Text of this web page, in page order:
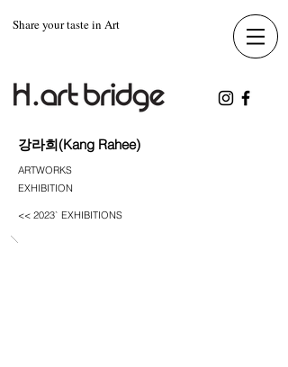
Share your taste in Art
강라희(Kang Rahee)
ARTWORKS
EXHIBITION
<< 2023` EXHIBITIONS